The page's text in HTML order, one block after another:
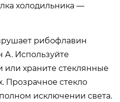
холодильника —
рибофлавин
А. Используйте
храните стеклянные
Прозрачное стекло
исключении света.